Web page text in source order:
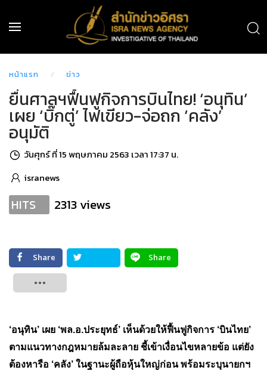
หน้าแรก ข่าว
ยื่นศาลฯฟื้นฟูกิจการบินไทย! ‘อนุทิน’
เผย ‘บิ๊กตู่’ ไฟเขียว-จ่อถก ‘คลัง’
อนุมัติ
วันศุกร์ ที่ 15 พฤษภาคม 2563 เวลา 17:37 น.
isranews
HITS 2313 views
Share
Share
‘อนุทิน’ เผย ‘พล.อ.ประยุทธ์’ เห็นด้วยให้ฟื้นฟูกิจการ ‘บินไทย’
ตามแนวทางกฎหมายล้มละลาย ชี้เข้าเงื่อนไขหลายข้อ แต่ยัง
ต้องหารือ ‘คลัง’ ในฐานะผู้ถือหุ้นใหญ่ก่อน พร้อมระบุนายกฯ